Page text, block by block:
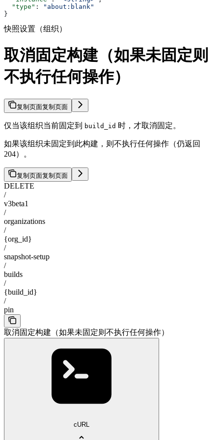
  "type"
:
"about:blank"
}
快照设置（组织）
取消固定构建（如果未固定则
不执行任何操作）
复制页面复制页面
仅当该组织当前固定到 build_id 时，才取消固定。
如果该组织未固定到此构建，则不执行任何操作（仍返回
204）。
复制页面复制页面
DELETE
/
v3beta1
/
organizations
/
{org_id}
/
snapshot-setup
/
builds
/
{build_id}
/
pin
取消固定构建（如果未固定则不执行任何操作）
cURL